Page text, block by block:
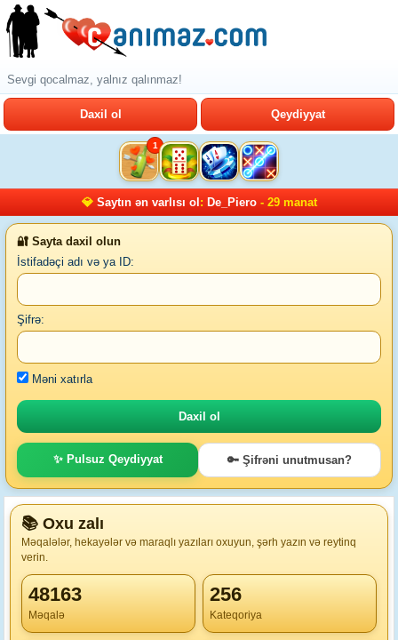
Sevgi qocalmaz, yalnız qalınmaz!
Daxil ol Qeydiyyat
1
💎 Saytın ən varlısı ol : De_Piero- 29 manat
🔐 Sayta daxil olun
İstifadəçi adı və ya ID:
Şifrə:
Məni xatırla
✨ Pulsuz Qeydiyyat 🔑 Şifrəni unutmusan?
📚 Oxu zalı
Məqalələr, hekayələr və maraqlı yazıları oxuyun, şərh yazın və reytinq
verin.
48163
Məqalə
256
Kateqoriya